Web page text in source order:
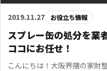
2019.11.27 お役立ち情報
スプレー缶の処分を業
ココにお任せ！
こんにちは！大阪界隈の家財